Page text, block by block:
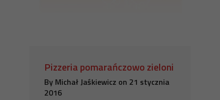
Pizzeria pomarańczowo zieloni
By Michał Jaśkiewicz on 21 stycznia
2016